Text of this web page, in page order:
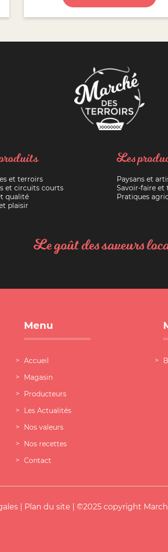
et terroirs
et circuits courts
qualité
plaisir
Les
Paysans et
Savoir-faire et
Pratiques
Le goût des saveurs
Menu
Accueil
Magasin
Producteurs
Les Actualités
Nos valeurs
Nos recettes
Contact
Plan du site | ©2025 copyright